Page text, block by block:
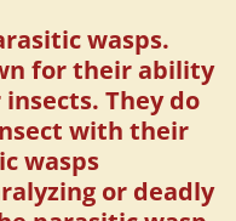
wasps.
for their ability
They do
with their
wasps
or deadly